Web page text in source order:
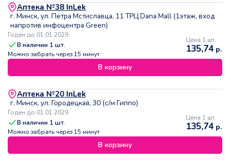
Аптека №38 InLek
г. Минск, ул. Петра Мстиславца, 11 ТРЦ Dana Mall (1этаж, вход
напротив инфоцентра Green)
Годен до 01.01.2029
В наличии 1 шт.
Можно забрать через 15 минут
Цена 1 шт.
135,74 р.
В корзину
Аптека №20 InLek
г. Минск, ул. Городецкая, 30 (с/м Гиппо)
Годен до 01.01.2029
В наличии 1 шт.
Можно забрать через 15 минут
Цена 1 шт.
135,74 р.
В корзину